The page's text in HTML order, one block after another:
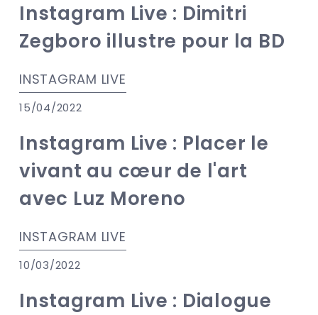
Instagram Live : Dimitri
Zegboro illustre pour la BD
INSTAGRAM LIVE
15/04/2022
Instagram Live : Placer le
vivant au cœur de l'art
avec Luz Moreno
INSTAGRAM LIVE
10/03/2022
Instagram Live : Dialogue